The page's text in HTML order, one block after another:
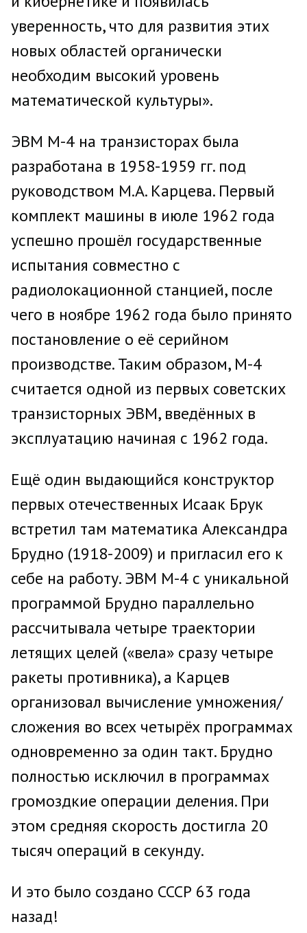
уверенность, что для развития этих
новых областей органически
необходим высокий уровень
математической культуры».
ЭВМ М-4 на транзисторах была
разработана в 1958-1959 гг. под
руководством М.А. Карцева. Первый
комплект машины в июле 1962 года
успешно прошёл государственные
испытания совместно с
радиолокационной станцией, после
чего в ноябре 1962 года было принято
постановление о её серийном
производстве. Таким образом, М-4
считается одной из первых советских
транзисторных ЭВМ, введённых в
эксплуатацию начиная с 1962 года.
Ещё один выдающийся конструктор
первых отечественных Исаак Брук
встретил там математика Александра
Брудно (1918-2009) и пригласил его к
себе на работу. ЭВМ М-4 с уникальной
программой Брудно параллельно
рассчитывала четыре траектории
летящих целей («вела» сразу четыре
ракеты противника), а Карцев
организовал вычисление умножения/
сложения во всех четырёх программах
одновременно за один такт. Брудно
полностью исключил в программах
громоздкие операции деления. При
этом средняя скорость достигла 20
тысяч операций в секунду.
И это было создано СССР 63 года
назад!